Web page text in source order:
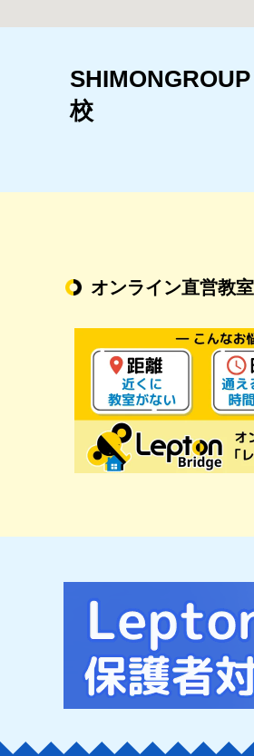
校
オンライン直営教室